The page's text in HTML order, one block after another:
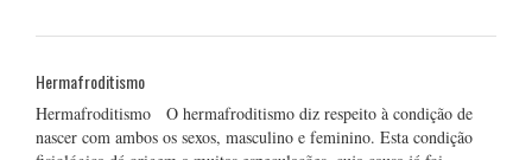
Hermafroditismo
Hermafroditismo O hermafroditismo diz respeito à condição de
nascer com ambos os sexos, masculino e feminino. Esta condição